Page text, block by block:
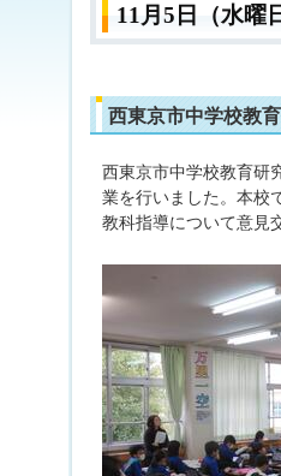
11月5日（水曜
西東京市中学校教
西東京市中学校教育研
業を行いました。本校
教科指導について意見